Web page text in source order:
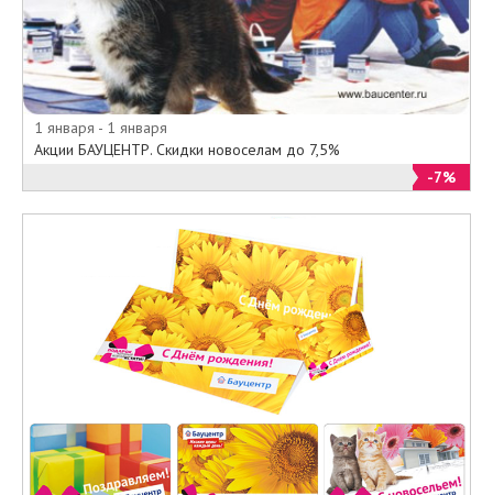
1 января - 1 января
Акции БАУЦЕНТР. Скидки новоселам до 7,5%
-7%